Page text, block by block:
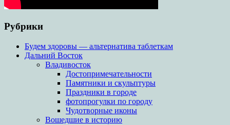
Рубрики
Будем здоровы — альтернатива таблеткам
Дальний Восток
Владивосток
Достопримечательности
Памятники и скульптуры
Праздники в городе
фотопрогулки по городу
Чудотворные иконы
Вошедшие в историю